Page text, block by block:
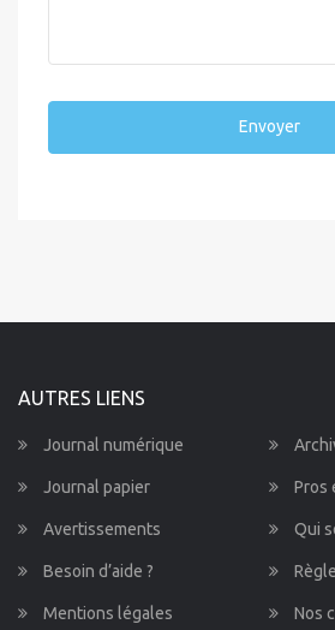
Envoyer
AUTRES LIENS
Journal numérique
Journal papier Pros
Avertissements Qui
Besoin d’aide ?
Mentions légales Nos